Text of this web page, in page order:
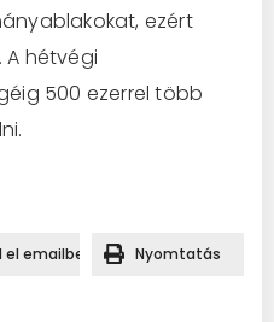
ezért
hétvégi
500 ezerrel több
el emailben Nyomtatás